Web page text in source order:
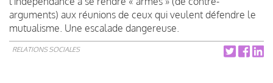
arguments) aux réunions de ceux qui veulent défendre le
mutualisme. Une escalade dangereuse.
RELATIONS SOCIALES